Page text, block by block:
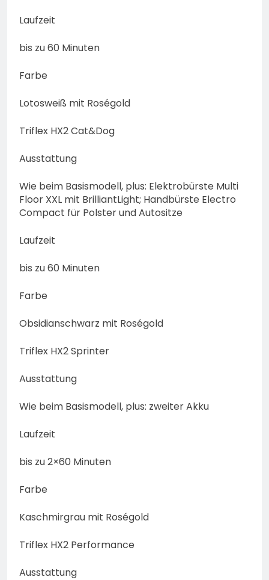
Laufzeit
bis zu 60 Minuten
Farbe
Lotosweiß mit Roségold
Triflex HX2 Cat&Dog
Ausstattung
Wie beim Basismodell, plus: Elektrobürste Multi
Floor XXL mit BrilliantLight; Handbürste Electro
Compact für Polster und Autositze
Laufzeit
bis zu 60 Minuten
Farbe
Obsidianschwarz mit Roségold
Triflex HX2 Sprinter
Ausstattung
Wie beim Basismodell, plus: zweiter Akku
Laufzeit
bis zu 2×60 Minuten
Farbe
Kaschmirgrau mit Roségold
Triflex HX2 Performance
Ausstattung